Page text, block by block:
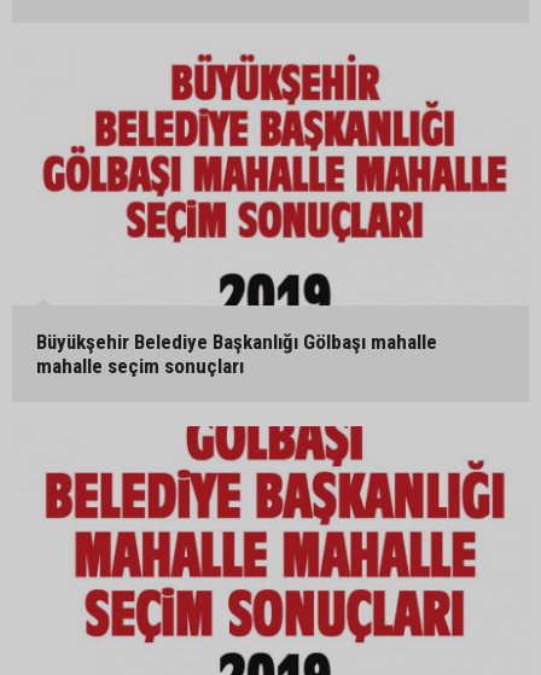
Büyükşehir Belediye Başkanlığı Gölbaşı mahalle
mahalle seçim sonuçları